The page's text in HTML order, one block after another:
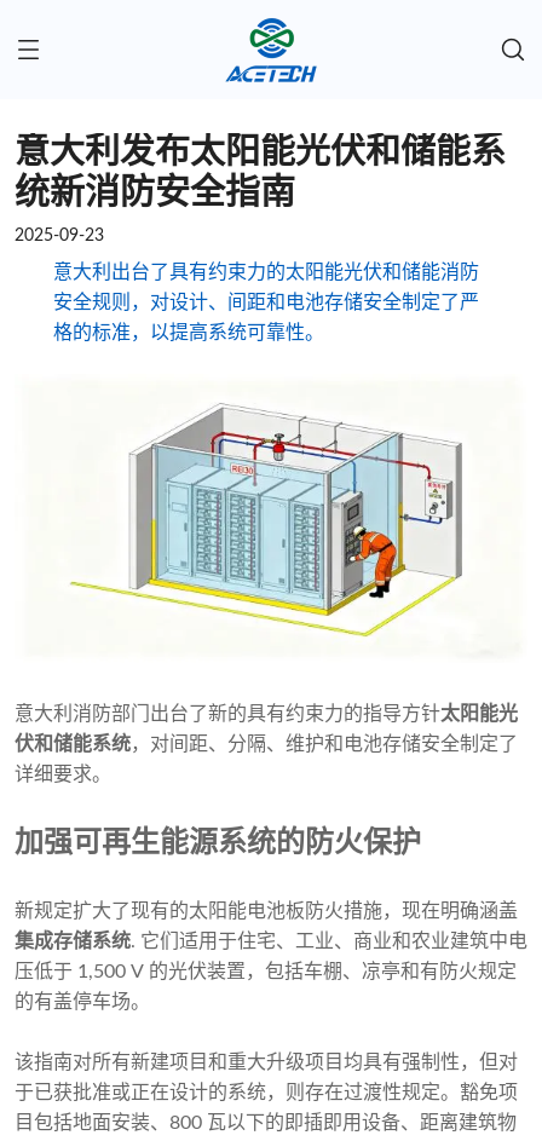
意大利发布太阳能光伏和储能系
统新消防安全指南
2025-09-23
意大利出台了具有约束力的太阳能光伏和储能消防
安全规则，对设计、间距和电池存储安全制定了严
格的标准，以提高系统可靠性。
意大利消防部门出台了新的具有约束力的指导方针太阳能光
伏和储能系统，对间距、分隔、维护和电池存储安全制定了
详细要求。
加强可再生能源系统的防火保护
新规定扩大了现有的太阳能电池板防火措施，现在明确涵盖
集成存储系统. 它们适用于住宅、工业、商业和农业建筑中电
压低于 1,500 V 的光伏装置，包括车棚、凉亭和有防火规定
的有盖停车场。
该指南对所有新建项目和重大升级项目均具有强制性，但对
于已获批准或正在设计的系统，则存在过渡性规定。豁免项
目包括地面安装、800 瓦以下的即插即用设备、距离建筑物